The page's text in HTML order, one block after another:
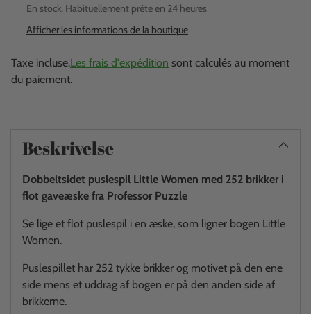
En stock, Habituellement prête en 24 heures
Afficher les informations de la boutique
Taxe incluse.Les frais d'expédition sont calculés au moment
du paiement.
produit
votre
panier
Beskrivelse
Dobbeltsidet puslespil Little Women med 252 brikker i
flot gaveæske fra Professor Puzzle
Se lige et flot puslespil i en æske, som ligner bogen Little
Women.
Puslespillet har 252 tykke brikker og motivet på den ene
side mens et uddrag af bogen er på den anden side af
brikkerne.